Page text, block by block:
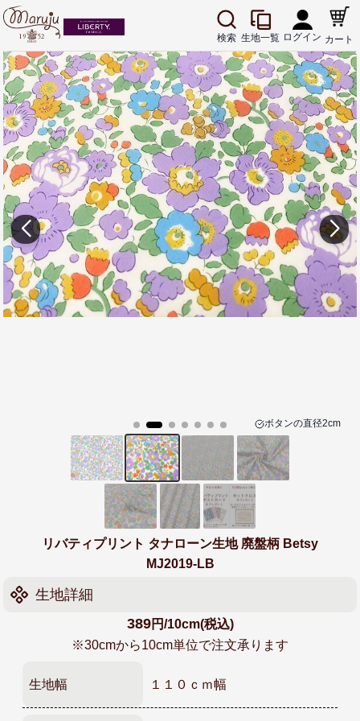
検索 生地一覧 ログイン カート
ボタンの直径2cm
リバティプリント タナローン生地 廃盤柄 Betsy
MJ2019-LB
生地詳細
389円/10cm(税込)
※30cmから10cm単位で注文承ります
生地幅 １１０ｃｍ幅